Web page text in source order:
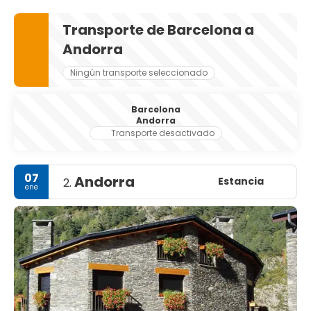
Barcelona es una base excelente para explorar los
alrededores.
Transporte de Barcelona a
Andorra
Ningún transporte seleccionado
Barcelona
Andorra
Transporte desactivado
07
ene 2. Andorra Estancia